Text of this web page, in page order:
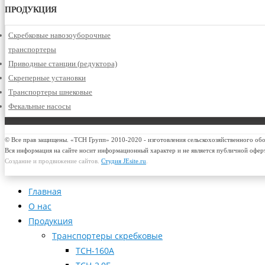
ПРОДУКЦИЯ
Скребковые навозоуборочные
транспортеры
Приводные станции (редуктора)
Скреперные установки
Транспортеры шнековые
Фекальные насосы
© Все прав защищены. «ТСН Групп» 2010-2020 - изготовления сельскохозяйственного
Вся информация на сайте носит информационный характер и не является публичной
Создание и продвижение сайтов. Студия JEsite.ru
Главная
О нас
Продукция
Транспортеры скребковые
ТСН-160А